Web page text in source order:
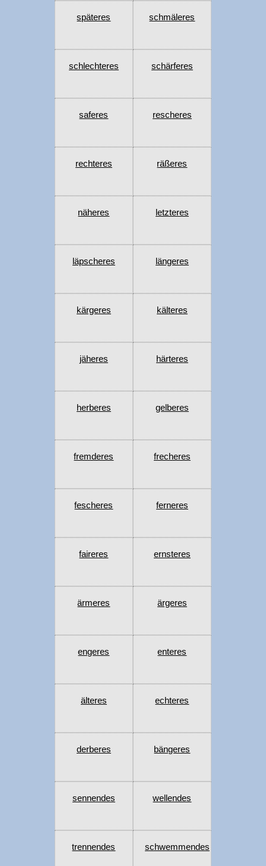
späteres schmäleres
schlechteres schärferes
saferes rescheres
rechteres räßeres
näheres letzteres
läpscheres längeres
kärgeres kälteres
jäheres härteres
herberes gelberes
fremderes frecheres
fescheres ferneres
faireres ernsteres
ärmeres ärgeres
engeres enteres
älteres echteres
derberes bängeres
sennendes wellendes
trennendes schwemmendes